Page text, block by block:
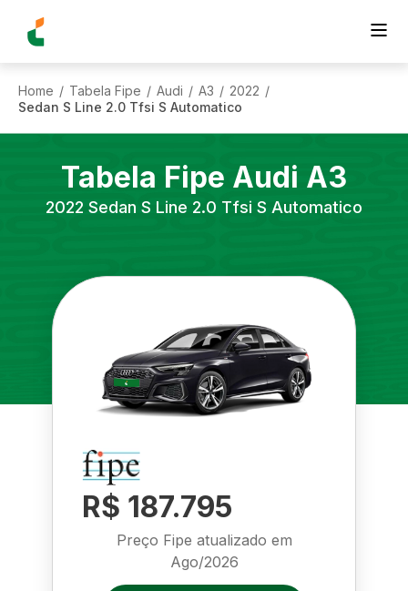
Home / Tabela Fipe / Audi / A3 / 2022 /
Sedan S Line 2.0 Tfsi S Automatico
Tabela Fipe Audi A3
2022 Sedan S Line 2.0 Tfsi S Automatico
R$ 187.795
Preço Fipe atualizado em
Ago/2026